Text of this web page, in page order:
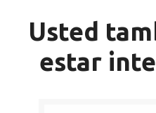
Usted
estar